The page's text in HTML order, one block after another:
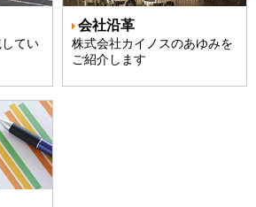
てい
会社沿革
株式会社カイノスのあゆみを
ご紹介します